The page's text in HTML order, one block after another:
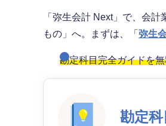
「弥生会計 Next」で、会
もの」へ。まずは、「 弥生
勘定科目完全ガイドを
勘定科